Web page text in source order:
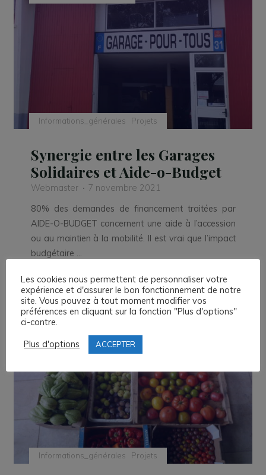
Informations_générales Projets
Synergie entre les Garages
Solidaires et Aide-o-Budget
Webmaster
7 novembre 2021
80% des demandes de financement traitées par
AIDE-O-BUDGET concernent une aide à l’accession
ou au maintien à la mobilité. Il est vrai que l’impact
budgétaire …
Read more
"Synergie
entre
les
Solidaires
et
Aide-
o-
Budget"
Informations_générales Projets
Les cookies nous permettent de personnaliser votre
expérience et d'assurer le bon fonctionnement de notre
site. Vous pouvez à tout moment modifier vos
préférences en cliquant sur la fonction "Plus d'options"
ci-contre.
Plus d'options
ACCEPTER